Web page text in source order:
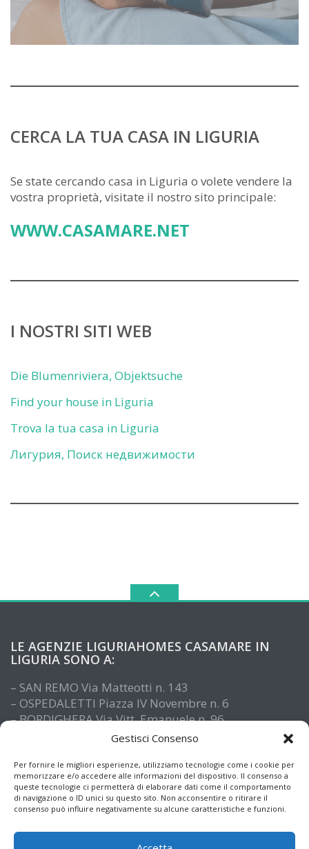
Gestisci Consenso
Per fornire le migliori esperienze, utilizziamo tecnologie come i cookie per
memorizzare e/o accedere alle informazioni del dispositivo. Il consenso a
queste tecnologie ci permetterà di elaborare dati come il comportamento
di navigazione o ID unici su questo sito. Non acconsentire o ritirare il
consenso può influire negativamente su alcune caratteristiche e funzioni.
CERCA LA TUA CASA IN LIGURIA
Se state cercando casa in Liguria o volete vendere la
vostra proprietà, visitate il nostro sito principale:
WWW.CASAMARE.NET
I NOSTRI SITI WEB
Die Blumenriviera, Objektsuche
Find your house in Liguria
Trova la tua casa in Liguria
Лигурия, Поиск недвижимости
LE AGENZIE LIGURIAHOMES CASAMARE IN
LIGURIA SONO A:
– SAN REMO Via Matteotti n. 143
– OSPEDALETTI Piazza IV Novembre n. 6
– BORDIGHERA Via Vitt. Emanuele n. 96
– IMPERIA Piazza De Amicis n. 15
– ALASSIO Via XX Settembre n. 61